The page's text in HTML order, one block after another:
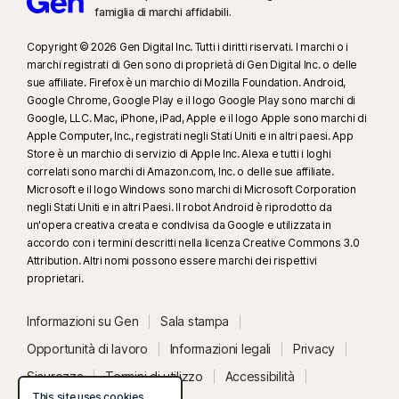
Norton.com/smm. Non include il monitoraggio delle chat e dei messaggi
contenuti espliciti o illegali e i discorsi di incitamento all'odio.
La funzionalità automatica Protezione anti-deepfake funziona solo per i
video in inglese sulle piattaforme social/video supportate. Su altre
piattaforme è necessario utilizzare la scansione manuale. Richiede
Windows 11 o versione successiva e un browser supportato. Il
rilevamento automatico richiede inoltre un PC con IA (CPU Qualcomm o
Intel a 8 core minimo, 16 GB di RAM) oppure un PC senza IA (CPU a 6 core
minimo di qualsiasi marca, 16 GB di RAM). Sui PC non dotati di IA, con CPU
a 4 core minimo e 8 GB di RAM, è disponibile solo la scansione manuale.
Per informazioni dettagliata, visita la pagina
Norton.com/deepfakesupport
Protezione anti-deepfake nell’assistente con intelligenza artificiale
Norton Genie è attualmente disponibile con accesso in anteprima e sono
supportati solo i video di YouTube in inglese.
famiglia di marchi affidabili.
Copyright © 2026 Gen Digital Inc. Tutti i diritti riservati. I marchi o i
marchi registrati di Gen sono di proprietà di Gen Digital Inc. o delle
sue affiliate. Firefox è un marchio di Mozilla Foundation. Android,
Google Chrome, Google Play e il logo Google Play sono marchi di
Google, LLC. Mac, iPhone, iPad, Apple e il logo Apple sono marchi di
Apple Computer, Inc., registrati negli Stati Uniti e in altri paesi. App
Store è un marchio di servizio di Apple Inc. Alexa e tutti i loghi
correlati sono marchi di Amazon.com, Inc. o delle sue affiliate.
Microsoft e il logo Windows sono marchi di Microsoft Corporation
negli Stati Uniti e in altri Paesi. Il robot Android è riprodotto da
un'opera creativa creata e condivisa da Google e utilizzata in
accordo con i termini descritti nella licenza Creative Commons 3.0
Attribution. Altri nomi possono essere marchi dei rispettivi
proprietari.
Informazioni su Gen
Sala stampa
Opportunità di lavoro
Informazioni legali
Privacy
Sicurezza
Termini di utilizzo
Accessibilità